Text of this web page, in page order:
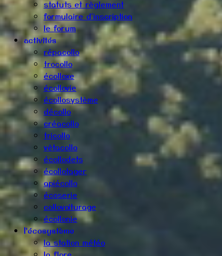
statuts et règlement
formulaire d'inscription
le forum
activités
répacollo
trocollo
écolloxe
écollovie
écollosystème
décollo
créacollo
tricollo
vêtacollo
écollodets
écollotager
apiécollo
écoserie
collovoiturage
écollonie
l'écosystème
la station météo